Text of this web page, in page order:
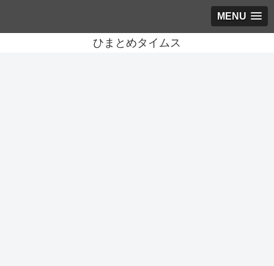
MENU
ひまとめタイムス